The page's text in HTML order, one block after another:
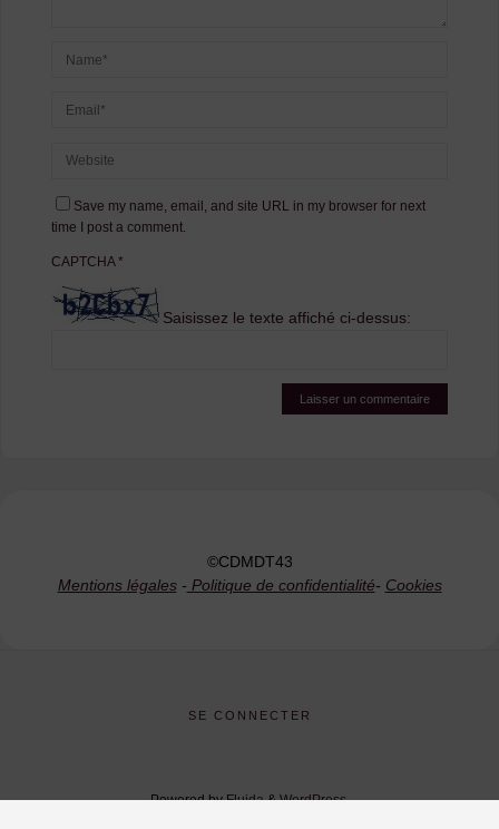
Save my name, email, and site URL in my browser for next
time I post a comment.
CAPTCHA*
Saisissez le texte affiché ci-dessus:
©CDMDT43
Mentions légales- Politique de confidentialité- Cookies
SE CONNECTER
Powered byFluida&WordPress.